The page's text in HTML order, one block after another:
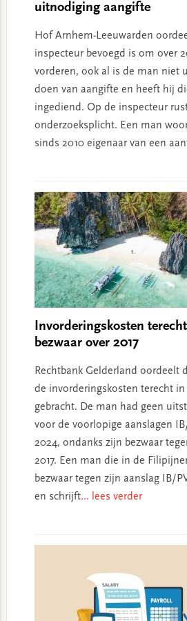
uitnodiging aangifte
Hof Arnhem-Leeuwarden
inspecteur bevoegd is om over
vorderen, ook al is de man niet
doen van aangifte en heeft hij
ingediend. Op de inspecteur
onderzoeksplicht. Een man
sinds 2010 eigenaar van een
Invorderingskosten
bezwaar over 2017
Rechtbank Gelderland oordeelt
de invorderingskosten terecht
gebracht. De man had geen
voor de voorlopige aanslagen
2024, ondanks zijn bezwaar
2017. Een man die in de
bezwaar tegen zijn aanslag IB/
en schrijft... lees verder